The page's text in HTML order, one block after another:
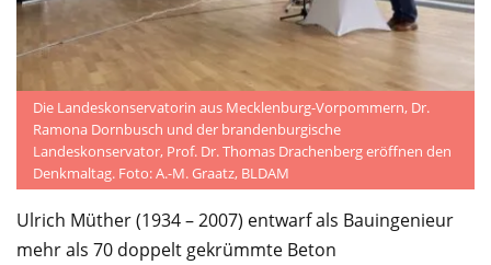
Die Landeskonservatorin aus Mecklenburg-Vorpommern, Dr.
Ramona Dornbusch und der brandenburgische
Landeskonservator, Prof. Dr. Thomas Drachenberg eröffnen den
Denkmaltag. Foto: A.-M. Graatz, BLDAM
Ulrich Müther (1934 – 2007) entwarf als Bauingenieur
mehr als 70 doppelt gekrümmte Beton